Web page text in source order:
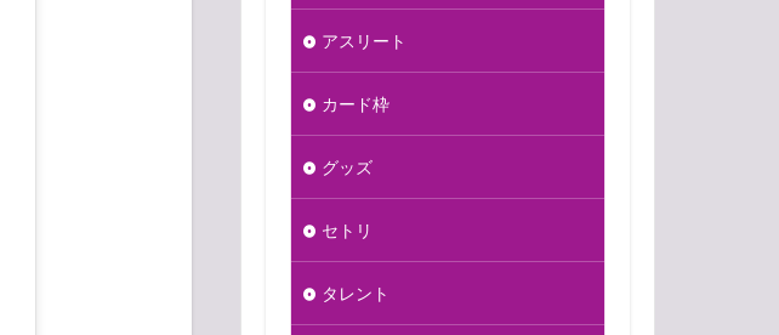
アスリート
カード枠
グッズ
セトリ
タレント